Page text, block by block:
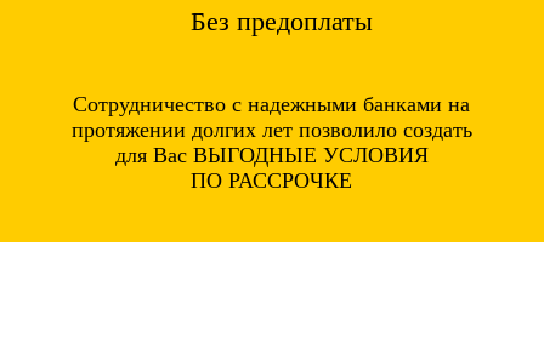
Без предоплаты
Сотрудничество с надежными банками на
протяжении долгих лет позволило создать
для Вас ВЫГОДНЫЕ УСЛОВИЯ
ПО РАССРОЧКЕ